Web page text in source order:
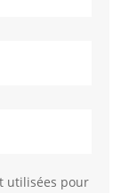
utilisées pour